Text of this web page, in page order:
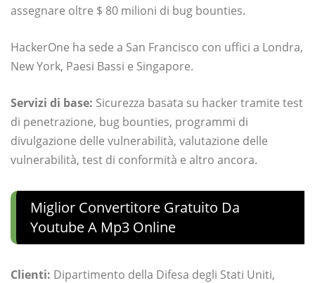
assegnare oltre $ 80 milioni di bug bounties.
HackerOne ha sede a San Francisco con uffici a Londra,
New York, Paesi Bassi e Singapore.
Servizi di base: Sicurezza basata su hacker tramite test
di penetrazione, bug bounties, programmi di
divulgazione delle vulnerabilità, valutazione delle
vulnerabilità, test di conformità e altro ancora.
Miglior Convertitore Gratuito Da
Youtube A Mp3 Online
Clienti: Dipartimento della Difesa degli Stati Uniti,